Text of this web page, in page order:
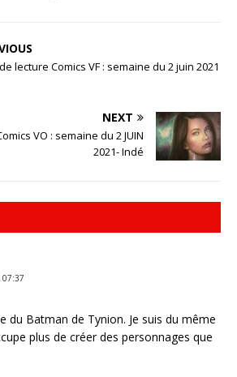
lecture Comics VF : semaine du 2 juin 2021
NEXT
VO : semaine du 2 JUIN
2021- Indé
du Batman de Tynion. Je suis du même
plus de créer des personnages que